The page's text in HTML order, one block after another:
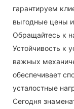
гарантируем
выгодные цены и
Обращайтесь к
Устойчивость к
важных
обеспечивает
усталостные
Сегодня